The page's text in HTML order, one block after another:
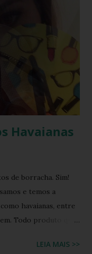
solidificando
A Havaianas tem
ao longo
edições especiais de
por seus esforços
a havaianas
Havaianas
de borracha. Sim!
e temos a
havaianas, entre
Todo produto que
durante o processo
LEIA MAIS >>